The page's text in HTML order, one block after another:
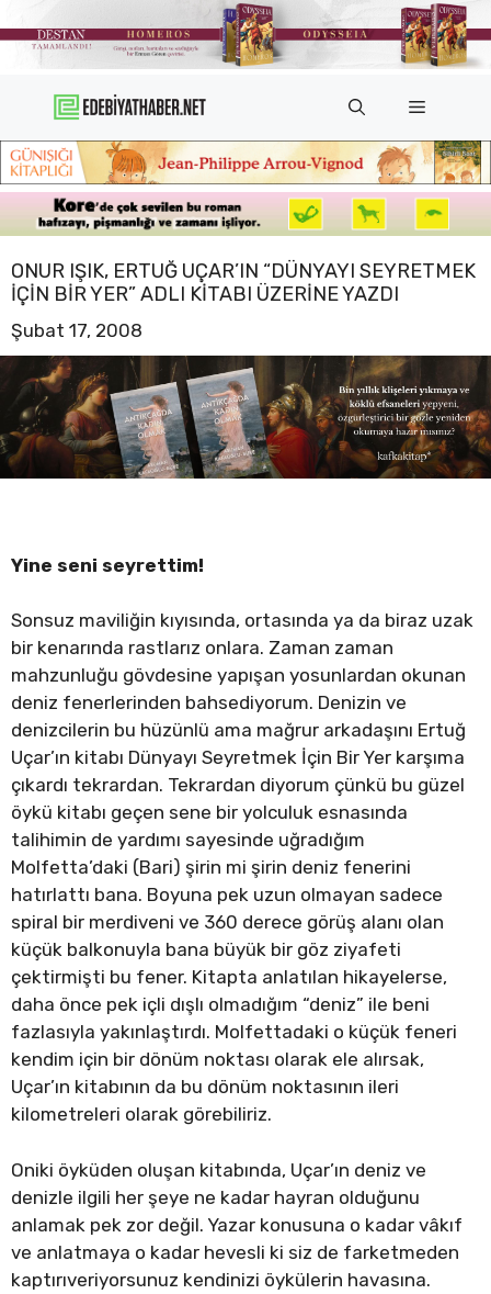
atla
Menü
ONUR IŞIK, ERTUĞ UÇAR’IN “DÜNYAYI SEYRETMEK
İÇIN BIR YER” ADLI KITABI ÜZERINE YAZDI
Şubat 17, 2008
Yine seni seyrettim!
Sonsuz maviliğin kıyısında, ortasında ya da biraz uzak
bir kenarında rastlarız onlara. Zaman zaman
mahzunluğu gövdesine yapışan yosunlardan okunan
deniz fenerlerinden bahsediyorum. Denizin ve
denizcilerin bu hüzünlü ama mağrur arkadaşını Ertuğ
Uçar’ın kitabı Dünyayı Seyretmek İçin Bir Yer karşıma
çıkardı tekrardan. Tekrardan diyorum çünkü bu güzel
öykü kitabı geçen sene bir yolculuk esnasında
talihimin de yardımı sayesinde uğradığım
Molfetta’daki (Bari) şirin mi şirin deniz fenerini
hatırlattı bana. Boyuna pek uzun olmayan sadece
spiral bir merdiveni ve 360 derece görüş alanı olan
küçük balkonuyla bana büyük bir göz ziyafeti
çektirmişti bu fener. Kitapta anlatılan hikayelerse,
daha önce pek içli dışlı olmadığım “deniz” ile beni
fazlasıyla yakınlaştırdı. Molfettadaki o küçük feneri
kendim için bir dönüm noktası olarak ele alırsak,
Uçar’ın kitabının da bu dönüm noktasının ileri
kilometreleri olarak görebiliriz.
Oniki öyküden oluşan kitabında, Uçar’ın deniz ve
denizle ilgili her şeye ne kadar hayran olduğunu
anlamak pek zor değil. Yazar konusuna o kadar vâkıf
ve anlatmaya o kadar hevesli ki siz de farketmeden
kaptırıveriyorsunuz kendinizi öykülerin havasına.